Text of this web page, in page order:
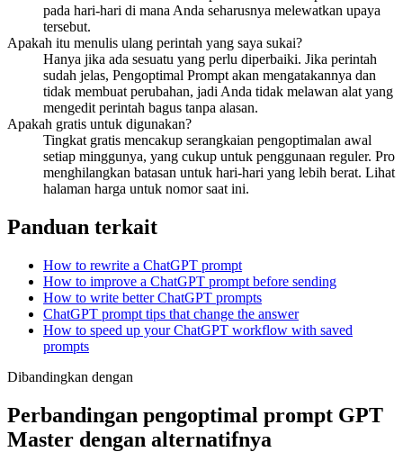
pada hari-hari di mana Anda seharusnya melewatkan upaya
tersebut.
Apakah itu menulis ulang perintah yang saya sukai?
Hanya jika ada sesuatu yang perlu diperbaiki. Jika perintah
sudah jelas, Pengoptimal Prompt akan mengatakannya dan
tidak membuat perubahan, jadi Anda tidak melawan alat yang
mengedit perintah bagus tanpa alasan.
Apakah gratis untuk digunakan?
Tingkat gratis mencakup serangkaian pengoptimalan awal
setiap minggunya, yang cukup untuk penggunaan reguler. Pro
menghilangkan batasan untuk hari-hari yang lebih berat. Lihat
halaman harga untuk nomor saat ini.
Panduan terkait
How to rewrite a ChatGPT prompt
How to improve a ChatGPT prompt before sending
How to write better ChatGPT prompts
ChatGPT prompt tips that change the answer
How to speed up your ChatGPT workflow with saved
prompts
Dibandingkan dengan
Perbandingan pengoptimal prompt GPT
Master dengan alternatifnya